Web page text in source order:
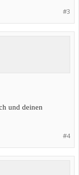
#3
und deinen
#4